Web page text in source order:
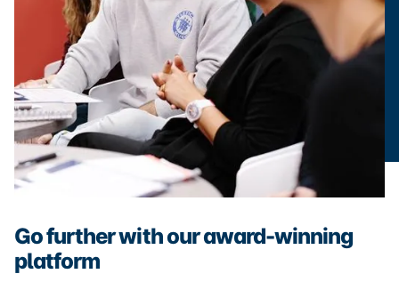
Go further with our award-winning
platform